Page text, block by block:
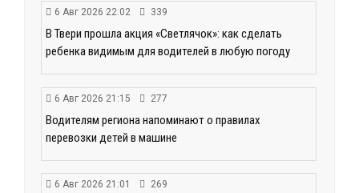
6 Авг 2026 22:02 339
В Твери прошла акция «Светлячок»: как сделать
ребенка видимым для водителей в любую погоду
6 Авг 2026 21:15 277
Водителям региона напоминают о правилах
перевозки детей в машине
6 Авг 2026 21:01 269